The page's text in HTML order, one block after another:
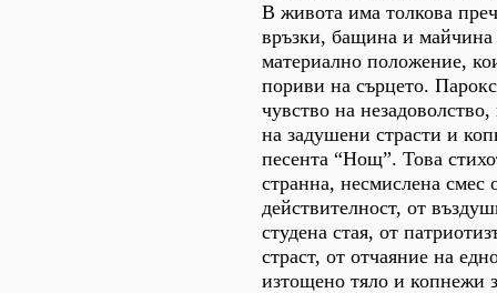
В живота има толкова
връзки, бащина и майчина
материално положение,
пориви на сърцето.
чувство на
на задушени страсти и
песента “Нощ”. Това
странна, несмислена смес
действителност, от
студена стая, от
страст, от отчаяние на
изтощено тяло и копнежи